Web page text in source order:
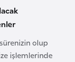
olup
işlemlerinde